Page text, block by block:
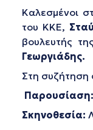
Καλεσμένοι
του ΚΚΕ,
βουλευτής
Γεωργιάδης.
Στη συζήτηση
Παρουσίαση:
Σκηνοθεσία: